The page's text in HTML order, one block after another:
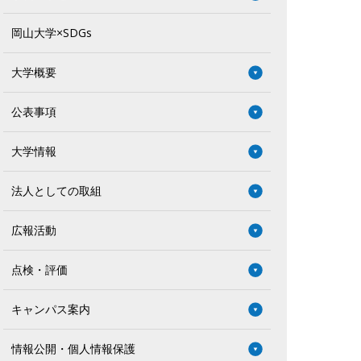
岡山大学×SDGs
大学概要
公表事項
大学情報
法人としての取組
広報活動
点検・評価
キャンパス案内
情報公開・個人情報保護